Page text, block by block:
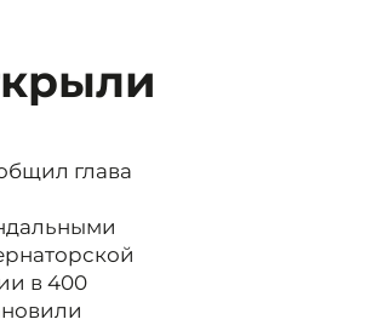
глава
в 400